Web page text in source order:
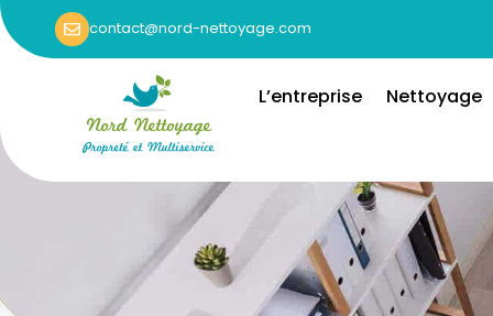
contact@nord-nettoyage.com
L’entreprise Nettoyage